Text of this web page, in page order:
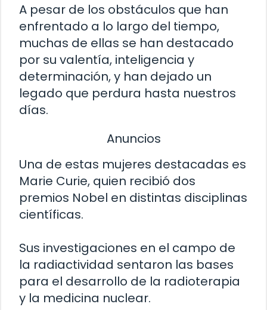
A pesar de los obstáculos que han
enfrentado a lo largo del tiempo,
muchas de ellas se han destacado
por su valentía, inteligencia y
determinación, y han dejado un
legado que perdura hasta nuestros
días.
Anuncios
Una de estas mujeres destacadas es
Marie Curie, quien recibió dos
premios Nobel en distintas disciplinas
científicas.
Sus investigaciones en el campo de
la radiactividad sentaron las bases
para el desarrollo de la radioterapia
y la medicina nuclear.